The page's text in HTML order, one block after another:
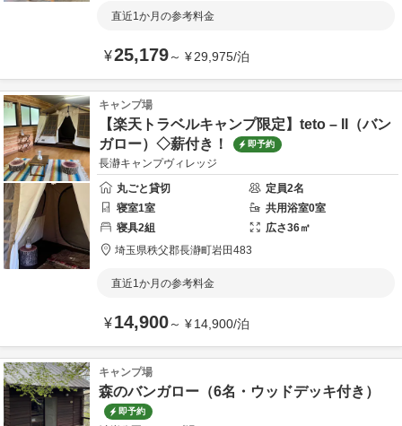
直近1か月の参考料金
¥25,179～ ¥29,975/泊
キャンプ場
【楽天トラベルキャンプ限定】teto – II（バン
ガロー）◇薪付き！
即予約
長瀞キャンプヴィレッジ
丸ごと貸切
定員2名
寝室1室 共用浴室0室
寝具2組 広さ36㎡
埼玉県秩父郡長瀞町岩田483
直近1か月の参考料金
¥14,900～ ¥14,900/泊
キャンプ場
森のバンガロー（6名・ウッドデッキ付き）
即予約